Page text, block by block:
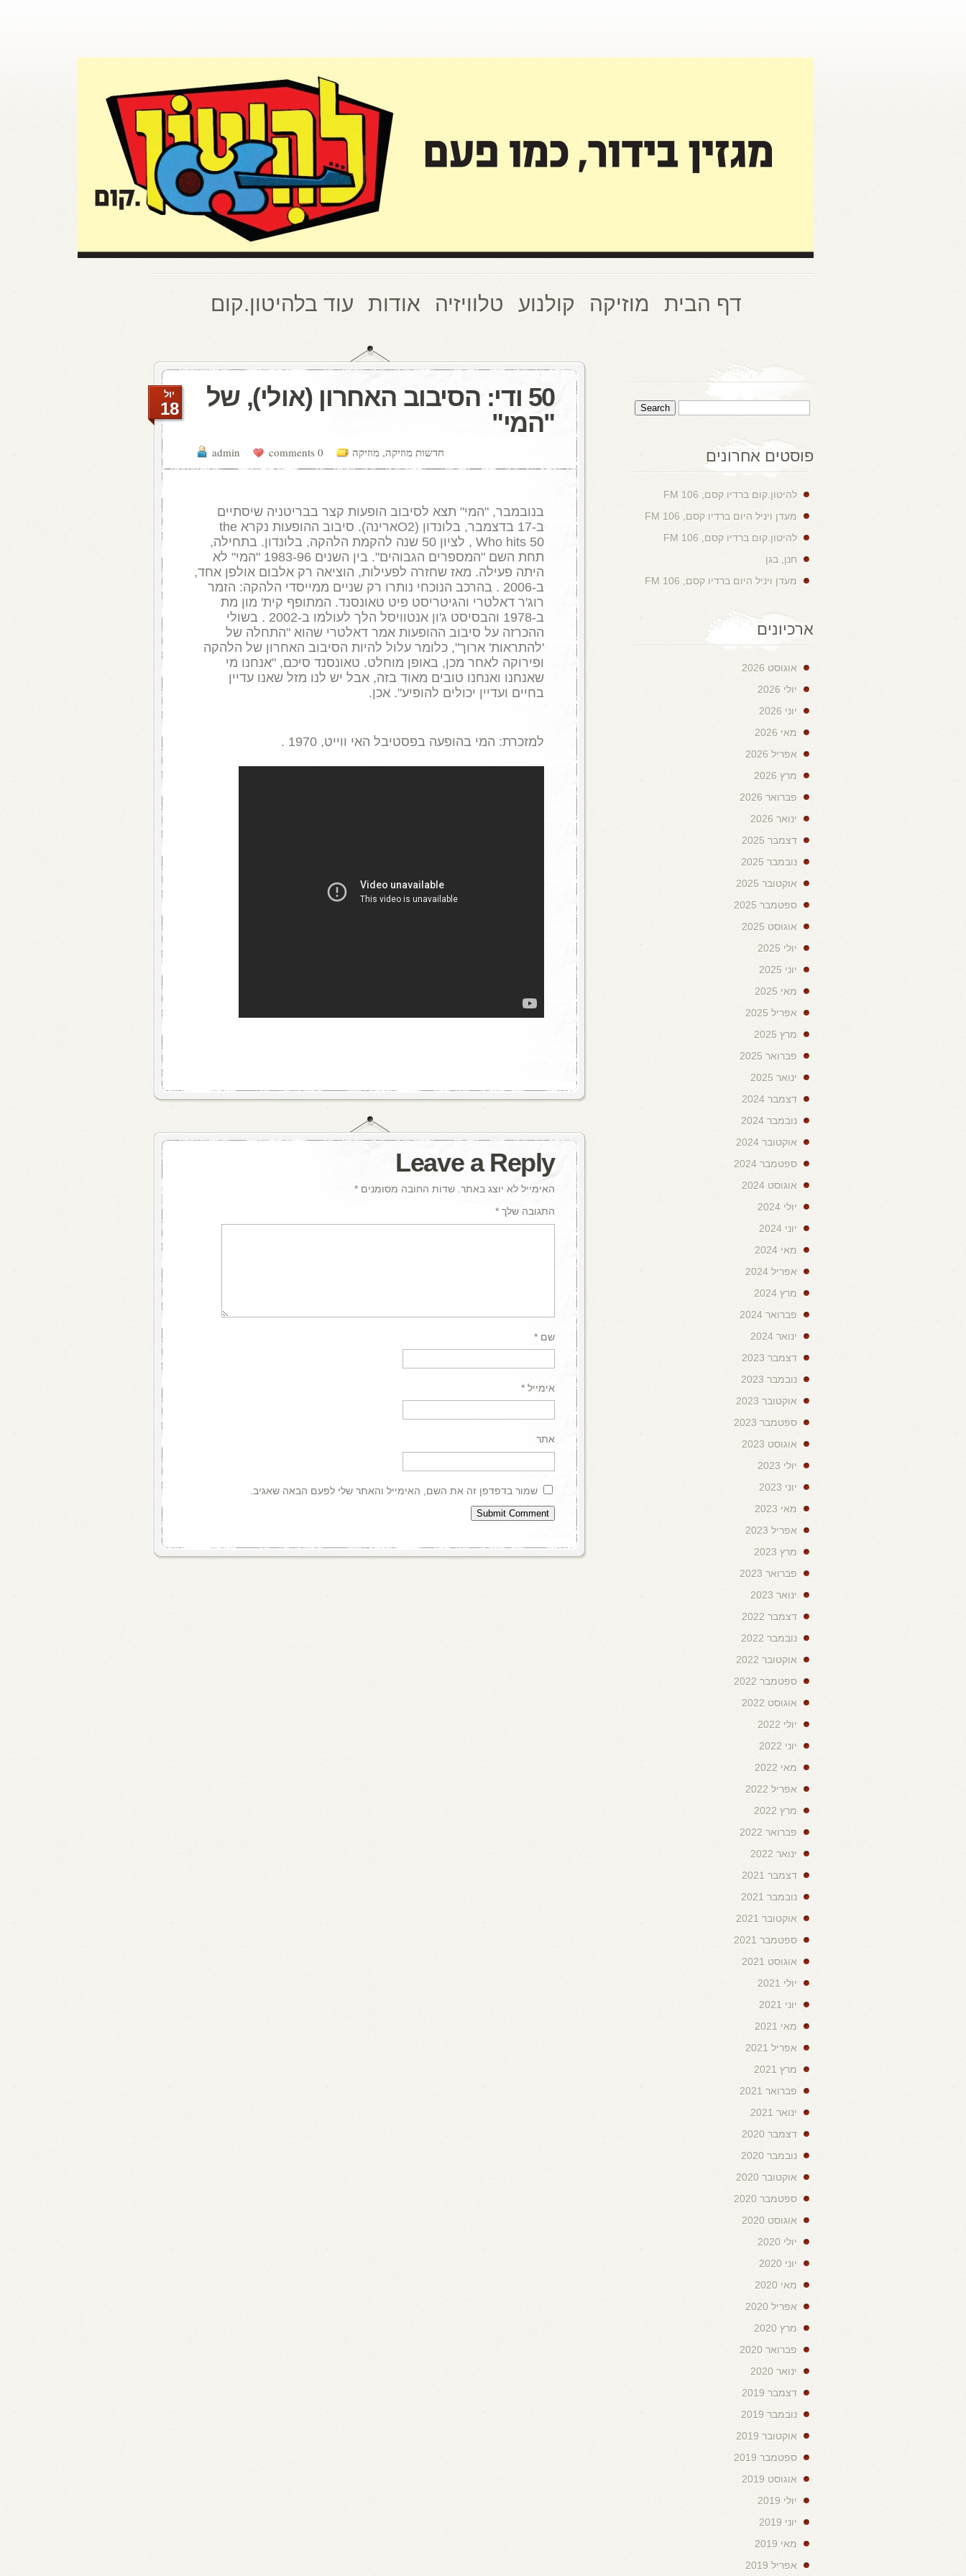
דף הבית מוזיקה קולנוע טלוויזיה אודות עוד בלהיטון.קום
50 ודי: הסיבוב האחרון (אולי), של
"המי"
admin 0 comments חדשות מוזיקה, מוזיקה
יול
18
בנובמבר, "המי" תצא לסיבוב הופעות קצר בבריטניה שיסתיים
ב-17 בדצמבר, בלונדון (
O2ארינה). סיבוב ההופעות נקרא the
Who hits 50
, לציון 50 שנה להקמת הלהקה, בלונדון. בתחילה,
תחת השם "המספרים הגבוהים". בין השנים 1983-96 " המי" לא
היתה פעילה. מאז שחזרה לפעילות, הוציאה רק אלבום אולפן אחד,
ב-2006 . בהרכב הנוכחי נותרו רק שניים ממייסדי הלהקה: הזמר
רוג'ר דאלטרי והגיטריסט פיט טאונסנד. המתופף קית' מון מת
ב-1978 והבסיסט ג'ון אנטוויסל הלך לעולמו ב-2002 .
בשולי
ההכרזה על סיבוב ההופעות אמר דאלטרי שהוא "התחלה של
'להתראות' ארוך", כלומר עלול להיות הסיבוב האחרון של הלהקה
ופירוקה לאחר מכן, באופן מוחלט. טאונסנד סיכם, "אנחנו מי
שאנחנו ואנחנו טובים מאוד בזה, אבל יש לנו מזל שאנו עדיין
בחיים ועדיין יכולים להופיע". אכן.
למזכרת: המי בהופעה בפסטיבל האי ווייט, 1970 .
Leave a Reply
האימייל לא יוצג באתר. שדות החובה מסומנים *
התגובה שלך *
שם *
אימייל *
אתר
שמור בדפדפן זה את השם, האימייל והאתר שלי לפעם הבאה שאגיב.
פוסטים אחרונים
להיטון.קום ברדיו קסם, 106 FM
מעדן ויניל היום ברדיו קסם, 106 FM
להיטון.קום ברדיו קסם, 106 FM
חנן, בגן
מעדן ויניל היום ברדיו קסם, 106 FM
ארכיונים
אוגוסט 2026
יולי 2026
יוני 2026
מאי 2026
אפריל 2026
מרץ 2026
פברואר 2026
ינואר 2026
דצמבר 2025
נובמבר 2025
אוקטובר 2025
ספטמבר 2025
אוגוסט 2025
יולי 2025
יוני 2025
מאי 2025
אפריל 2025
מרץ 2025
פברואר 2025
ינואר 2025
דצמבר 2024
נובמבר 2024
אוקטובר 2024
ספטמבר 2024
אוגוסט 2024
יולי 2024
יוני 2024
מאי 2024
אפריל 2024
מרץ 2024
פברואר 2024
ינואר 2024
דצמבר 2023
נובמבר 2023
אוקטובר 2023
ספטמבר 2023
אוגוסט 2023
יולי 2023
יוני 2023
מאי 2023
אפריל 2023
מרץ 2023
פברואר 2023
ינואר 2023
דצמבר 2022
נובמבר 2022
אוקטובר 2022
ספטמבר 2022
אוגוסט 2022
יולי 2022
יוני 2022
מאי 2022
אפריל 2022
מרץ 2022
פברואר 2022
ינואר 2022
דצמבר 2021
נובמבר 2021
אוקטובר 2021
ספטמבר 2021
אוגוסט 2021
יולי 2021
יוני 2021
מאי 2021
אפריל 2021
מרץ 2021
פברואר 2021
ינואר 2021
דצמבר 2020
נובמבר 2020
אוקטובר 2020
ספטמבר 2020
אוגוסט 2020
יולי 2020
יוני 2020
מאי 2020
אפריל 2020
מרץ 2020
פברואר 2020
ינואר 2020
דצמבר 2019
נובמבר 2019
אוקטובר 2019
ספטמבר 2019
אוגוסט 2019
יולי 2019
יוני 2019
מאי 2019
אפריל 2019